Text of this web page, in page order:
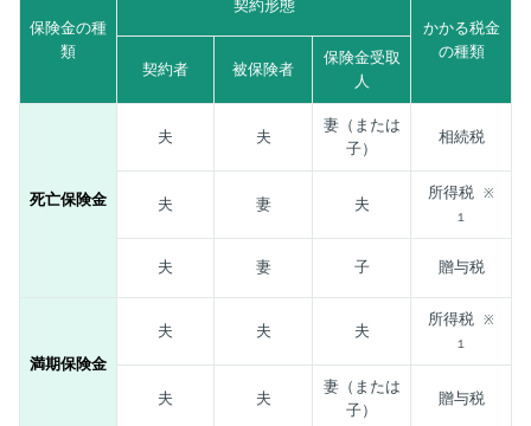
保険金の種
類
契約形態
かかる税金
の種類
契約者
被保険者
保険金受取
人
死亡保険金
夫 夫
妻（または
子）
相続税
夫 妻 夫
所得税
※
１
夫 妻 子 贈与税
満期保険金
夫 夫 夫
所得税
※
１
夫 夫
妻（または
子）
贈与税